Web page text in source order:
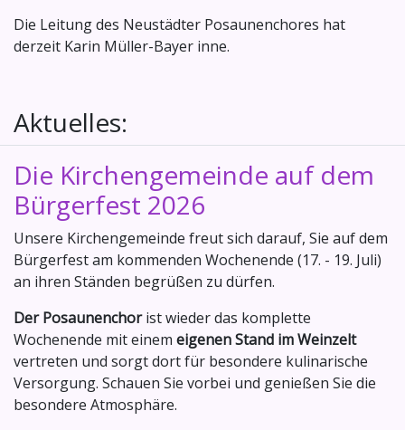
Die Leitung des Neustädter Posaunenchores hat
derzeit Karin Müller-Bayer inne.
Aktuelles:
Die Kirchengemeinde auf dem
Bürgerfest 2026
Unsere Kirchengemeinde freut sich darauf, Sie auf dem
Bürgerfest am kommenden Wochenende (17. - 19. Juli)
an ihren Ständen begrüßen zu dürfen.
Der Posaunenchorist wieder das komplette
Wochenende mit einem eigenen Stand im Weinzelt
vertreten und sorgt dort für besondere kulinarische
Versorgung. Schauen Sie vorbei und genießen Sie die
besondere Atmosphäre.